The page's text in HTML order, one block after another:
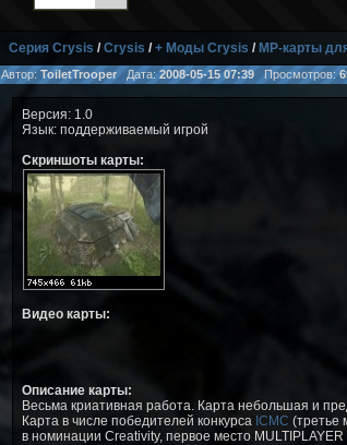
Серия Crysis /Crysis /+ Моды Crysis / MP-карты
Автор: ToiletTrooperДата:2008-05-15 07:39Просмотров:
Версия: 1.0
Язык: поддерживаемый игрой
Скриншоты карты:
Видео карты:
Описание карты:
Весьма криативная работа. Карта небольшая и
Карта в числе победителей конкурса ICMC (третье
в номинации Creativity, первое место